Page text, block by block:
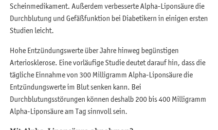
Scheinmedikament. Außerdem verbesserte Alpha-Liponsäure die
Durchblutung und Gefäßfunktion bei Diabetikern in einigen ersten
Studien leicht.
Hohe Entzündungswerte über Jahre hinweg begünstigen
Arteriosklerose. Eine vorläufige Studie deutet darauf hin, dass die
tägliche Einnahme von 300 Milligramm Alpha-Liponsäure die
Entzündungswerte im Blut senken kann. Bei
Durchblutungsstörungen können deshalb 200 bis 400 Milligramm
Alpha-Liponsäure am Tag sinnvoll sein.